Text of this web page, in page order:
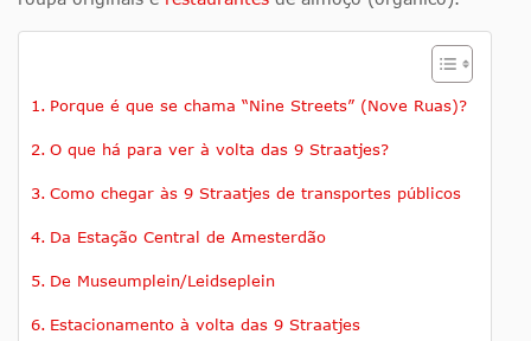
Porque é que se chama “Nine Streets” (Nove Ruas)?
O que há para ver à volta das 9 Straatjes?
Como chegar às 9 Straatjes de transportes públicos
Da Estação Central de Amesterdão
De Museumplein/Leidseplein
Estacionamento à volta das 9 Straatjes